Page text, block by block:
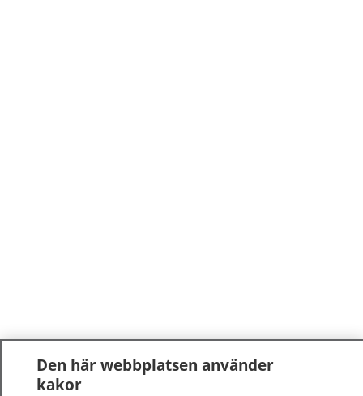
Den här webbplatsen använder
kakor